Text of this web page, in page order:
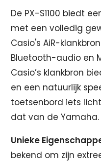
De PX-S1100 biedt
met een volledig
Casio's AiR-
Bluetooth-audio en
Casio’s klankbron
en een natuurlijk
toetsenbord iets
dat van de Yamaha.
Unieke
bekend om zijn